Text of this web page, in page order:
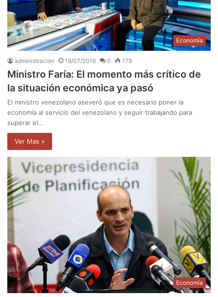
Economía
administración 19/07/2016 0 179
Ministro Faría: El momento más crítico de
la situación económica ya pasó
El ministro venezolano aseveró que es necesario poner la
economía al servicio del venezolano y seguir trabajando para
superar el…
Ver Mas »
Economía